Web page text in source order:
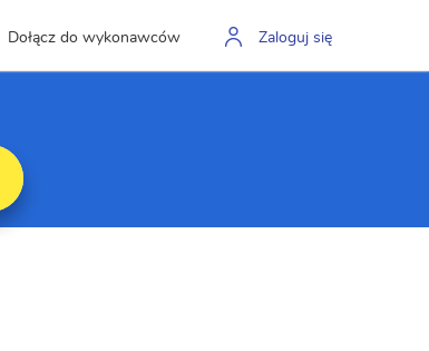
Dołącz do wykonawców Zaloguj się